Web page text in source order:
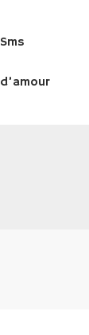
Sms
d’amour